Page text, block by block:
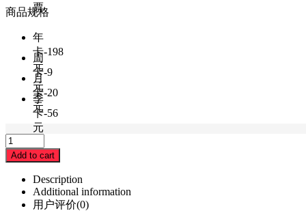
票
商品规格
年
卡-198
元
周
卡-9
元
月
卡-20
元
季
卡-56
元
Add to cart
Description
Additional information
用户评价(0)